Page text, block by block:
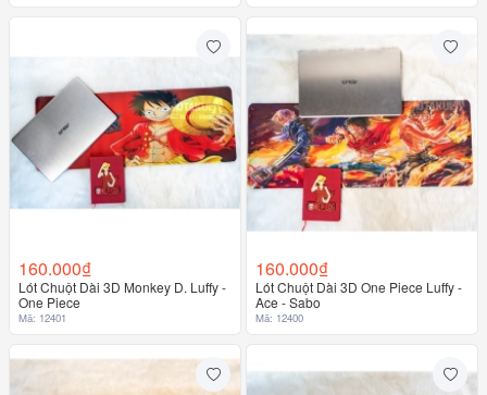
160.000₫
Lót Chuột Dài 3D Monkey D. Luffy -
One Piece
Mã: 12401
160.000₫
Lót Chuột Dài 3D One Piece Luffy -
Ace - Sabo
Mã: 12400